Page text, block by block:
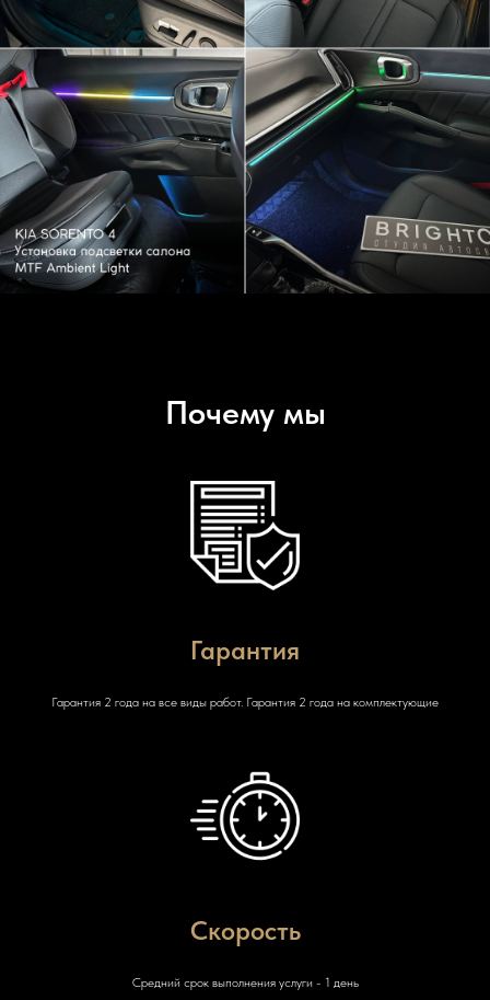
Почему мы
Гарантия
Гарантия 2 года на все виды работ. Гарантия 2 года на комплектующие
Скорость
Средний срок выполнения услуги - 1 день